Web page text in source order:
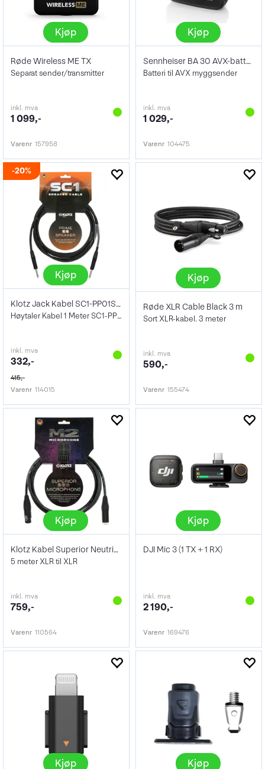
Kjøp
Røde Wireless ME TX
Separat sender/transmitter
inkl. mva
1 099,-
Varenr 157958
Kjøp
Sennheiser BA 30 AVX-batteri
Batteri til AVX myggsender
inkl. mva
1 029,-
Varenr 104475
20%
Kjøp
Klotz Jack Kabel SC1-PP01SW Speaker
Høytaler Kabel 1 Meter SC1-PP01SW
inkl. mva
332,-
415,-
Varenr 114015
Kjøp
Røde XLR Cable Black 3 m
Sort XLR-kabel. 3 meter
inkl. mva
590,-
Varenr 155474
Kjøp
Klotz Kabel Superior Neutrik 5m
5 meter XLR til XLR
inkl. mva
759,-
Varenr 110564
Kjøp
DJI Mic 3 (1 TX + 1 RX)
inkl. mva
2 190,-
Varenr 169476
Kjøp Kjøp